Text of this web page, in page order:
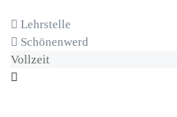
Lehrstelle
Schönenwerd
Vollzeit